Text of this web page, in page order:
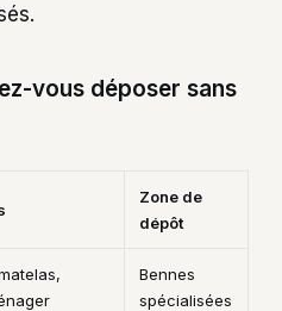
vous déposer sans
Zone de
dépôt
Bennes
spécialisées